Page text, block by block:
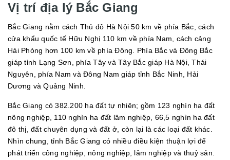
Vị trí địa lý Bắc Giang
Bắc Giang nằm cách Thủ đô Hà Nội 50 km về phía Bắc, cách
cửa khẩu quốc tế Hữu Nghị 110 km về phía Nam, cách cảng
Hải Phòng hơn 100 km về phía Đông. Phía Bắc và Đông Bắc
giáp tỉnh Lạng Sơn, phía Tây và Tây Bắc giáp Hà Nội, Thái
Nguyên, phía Nam và Đông Nam giáp tỉnh Bắc Ninh, Hải
Dương và Quảng Ninh.
Bắc Giang có 382.200 ha đất tự nhiên; gồm 123 nghìn ha đất
nông nghiệp, 110 nghìn ha đất lâm nghiệp, 66,5 nghìn ha đất
đô thị, đất chuyên dụng và đất ở, còn lại là các loại đất khác.
Nhìn chung, tỉnh Bắc Giang có nhiều điều kiện thuận lợi để
phát triển công nghiệp, nông nghiệp, lâm nghiệp và thuỷ sản.